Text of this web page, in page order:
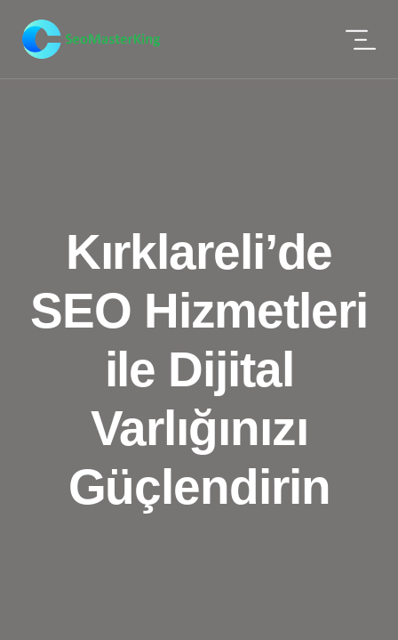
Kırklareli’de
SEO Hizmetleri
ile Dijital
Varlığınızı
Güçlendirin